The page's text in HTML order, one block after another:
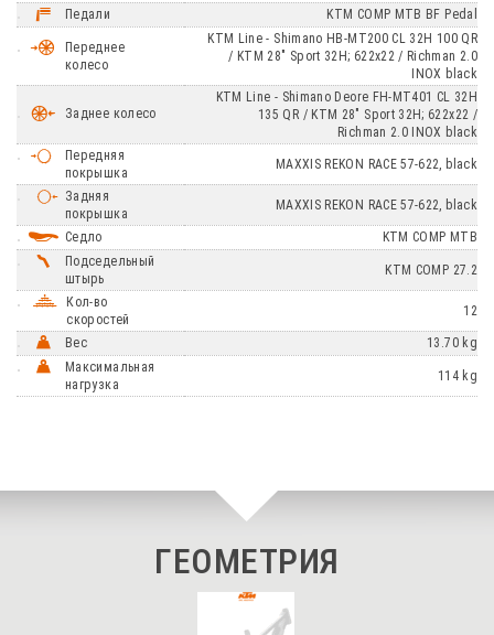
Педали
KTM COMP MTB BF Pedal
Переднее
колесо
KTM Line - Shimano HB-MT200 CL 32H 100 QR
/ KTM 28" Sport 32H; 622x22 / Richman 2.0
INOX black
Заднее колесо
KTM Line - Shimano Deore FH-MT401 CL 32H
135 QR / KTM 28" Sport 32H; 622x22 /
Richman 2.0 INOX black
Передняя
покрышка
MAXXIS REKON RACE 57-622, black
Задняя
покрышка
MAXXIS REKON RACE 57-622, black
Седло
KTM COMP MTB
Подседельный
штырь
KTM COMP 27.2
Кол-во
скоростей
12
Вес
13.70 kg
Максимальная
нагрузка
114 kg
ГЕОМЕТРИЯ